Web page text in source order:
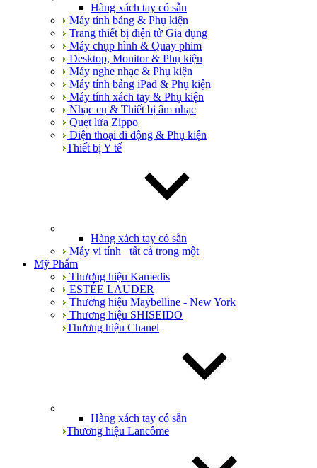
Hàng xách tay có sẵn
Máy tính bảng & Phụ kiện
Trang thiết bị điện tử Gia dụng
Máy chụp hình & Quay phim
Desktop, Monitor & Phụ kiện
Máy nghe nhạc & Phụ kiện
Máy tính bảng iPad & Phụ kiện
Máy tính xách tay & Phụ kiện
Nhạc cụ & Thiết bị âm nhạc
Quẹt lửa Zippo
Điện thoại di động & Phụ kiện
Thiết bị Y tế
Hàng xách tay có sẵn
Máy vi tính_ tất cả trong một
Mỹ Phẩm
Thương hiệu Kamedis
ESTÉE LAUDER
Thương hiệu Maybelline - New York
Thương hiệu SHISEIDO
Thương hiệu Chanel
Hàng xách tay có sẵn
Thương hiệu Lancôme